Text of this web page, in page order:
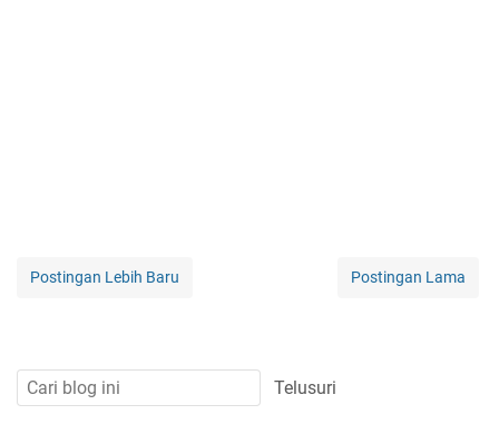
Postingan Lebih Baru Postingan Lama